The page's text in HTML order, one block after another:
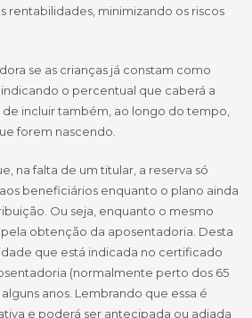
rentabilidades, minimizando os riscos
se as crianças já constam como
o percentual que caberá a
de incluir também, ao longo do tempo,
forem nascendo.
na falta de um titular, a reserva só
beneficiários enquanto o plano ainda
Ou seja, enquanto o mesmo
obtenção da aposentadoria. Desta
que está indicada no certificado
(normalmente perto dos 65
anos. Lembrando que essa é
e poderá ser antecipada ou adiada